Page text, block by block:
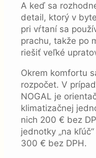
A keď sa
detail, ktorý v
pri vŕtaní sa
prachu, takže po
riešiť veľké
Okrem komfortu
rozpočet. V
NOGAL je
klimatizačnej
nich 200 € bez
jednotky „na
300 € bez DPH.